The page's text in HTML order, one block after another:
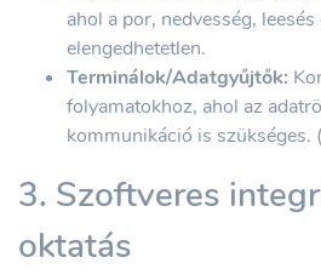
ahol a por, nedvesség,
elengedhetetlen.
Terminálok/Adatgyűjtők:
folyamatokhoz, ahol az
kommunikáció is szükséges.
3. Szoftveres
oktatás